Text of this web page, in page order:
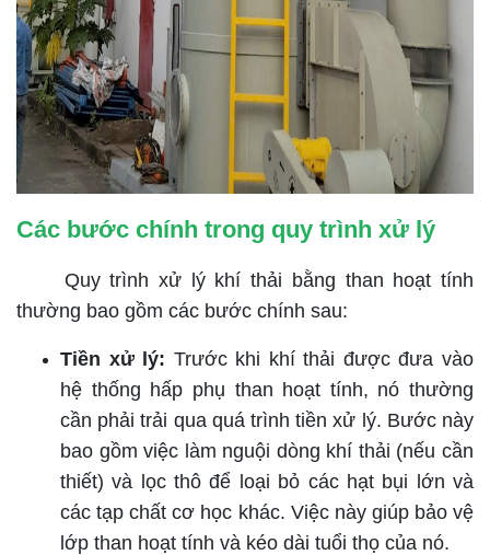
Các bước chính trong quy trình xử lý
Quy trình xử lý khí thải bằng than hoạt tính
thường bao gồm các bước chính sau:
Tiền xử lý: Trước khi khí thải được đưa vào
hệ thống hấp phụ than hoạt tính, nó thường
cần phải trải qua quá trình tiền xử lý. Bước này
bao gồm việc làm nguội dòng khí thải (nếu cần
thiết) và lọc thô để loại bỏ các hạt bụi lớn và
các tạp chất cơ học khác. Việc này giúp bảo vệ
lớp than hoạt tính và kéo dài tuổi thọ của nó.